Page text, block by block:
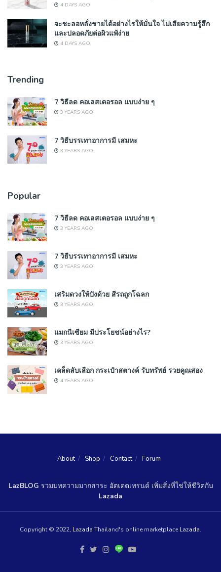
4 DAYS AGO
จะชะลอหลั่งชายได้อย่างไรให้มั่นใจ ไม่เสียความรู้สึก
และปลอดภัยต่อผิวแพ้ง่าย
4 DAYS AGO
Trending
7 วิธีลด คอเลสเตอรอล แบบง่าย ๆ
3 YEARS AGO
7 วิธีบรรเทาอาการมี เสมหะ
3 YEARS AGO
Popular
7 วิธีลด คอเลสเตอรอล แบบง่าย ๆ
3 YEARS AGO
7 วิธีบรรเทาอาการมี เสมหะ
3 YEARS AGO
เสริมดวงให้ปังด้วย สีรถถูกโฉลก
3 YEARS AGO
แมกนีเซียม มีประโยชน์อย่างไร?
3 YEARS AGO
เคล็ดลับเลือก กระเป๋าสตางค์ รับทรัพย์ รวยคูณสอง
4 YEARS AGO
About Shop Contact Forum
LazBLOG รวมบทความมากสาระ อัตเดตเทรนด์ เพิ่มสิ่งที่ใช่ให้ชีวิตกับ
Lazada
Copyright © 2022, Lazada Thailand's online marketplace Lazada.